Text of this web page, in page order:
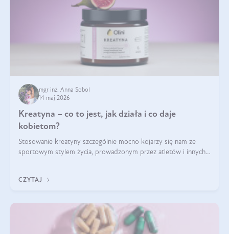
mgr inż. Anna Sobol
14 maj 2026
Kreatyna – co to jest, jak działa i co daje
kobietom?
Stosowanie kreatyny szczególnie mocno kojarzy się nam ze
sportowym stylem życia, prowadzonym przez atletów i innych
zwiększa masę
CZYTAJ